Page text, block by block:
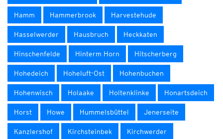
Hamm Hammerbrook Harvestehude
Hasselwerder Hausbruch Heckkaten
Hinschenfelde Hinterm Horn Hitscherberg
Hohedeich Hoheluft-Ost Hohenbuchen
Hohenwisch Holaake Holtenklinke Honartsdeich
Horst Howe Hummelsbüttel Jenerseite
Kanzlershof Kirchsteinbek Kirchwerder